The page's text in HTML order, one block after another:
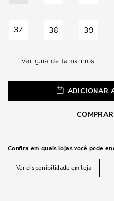
37 38 39
Ver guia de tamanhos
ADICIONAR
Confira em quais lojas você pode
Ver disponibilidade em loja